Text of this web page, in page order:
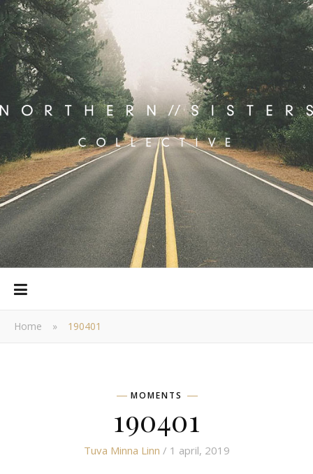
Home » 190401
MOMENTS
190401
Tuva Minna Linn / 1 april, 2019